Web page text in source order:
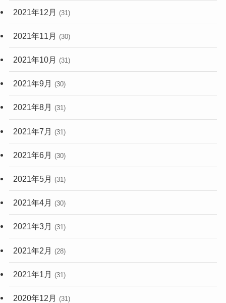
2021年12月 (31)
2021年11月 (30)
2021年10月 (31)
2021年9月 (30)
2021年8月 (31)
2021年7月 (31)
2021年6月 (30)
2021年5月 (31)
2021年4月 (30)
2021年3月 (31)
2021年2月 (28)
2021年1月 (31)
2020年12月 (31)